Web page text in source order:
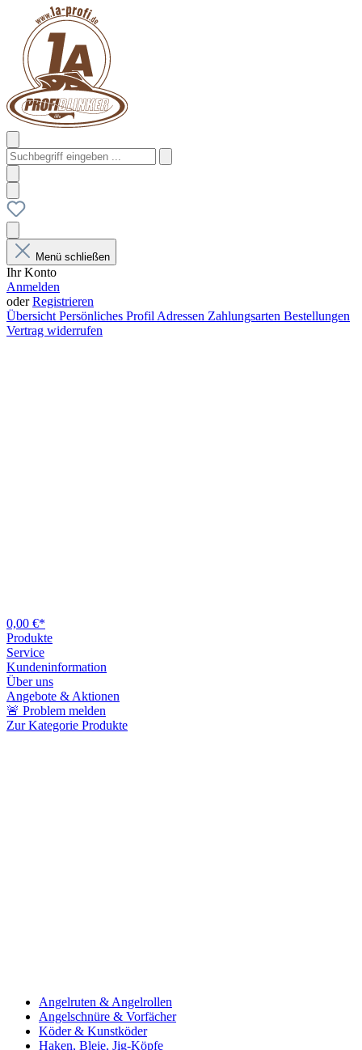
Menü schließen
Ihr Konto
Anmelden
oderRegistrieren
Übersicht Persönliches Profil Adressen Zahlungsarten Bestellungen
Vertrag widerrufen
0,00 €*
Produkte
Service
Kundeninformation
Über uns
Angebote & Aktionen
🚨 Problem melden
Zur Kategorie Produkte
Angelruten & Angelrollen
Angelschnüre & Vorfächer
Köder & Kunstköder
Haken, Bleie, Jig-Köpfe